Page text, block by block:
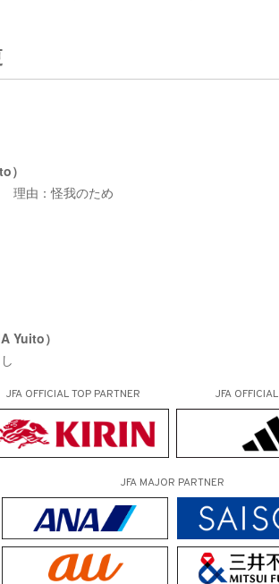
）
由：怪我のため
Yuito）
JFA OFFICIALTOP PARTNER JFA OFFICIAL
JFA MAJOR PARTNER